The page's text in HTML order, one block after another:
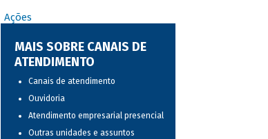
Ações
MAIS SOBRE CANAIS DE
ATENDIMENTO
Canais de atendimento
Ouvidoria
Atendimento empresarial presencial
Outras unidades e assuntos